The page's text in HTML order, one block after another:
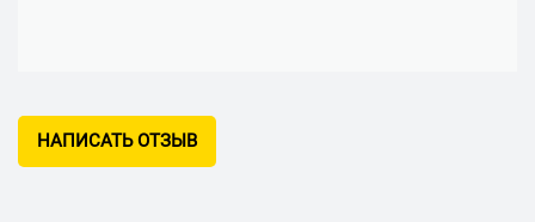
НАПИСАТЬ ОТЗЫВ